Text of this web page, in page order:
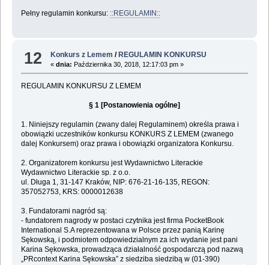
Pełny regulamin konkursu: ::REGULAMIN::
12 Konkurs z Lemem / REGULAMIN KONKURSU
«dnia: Października 30, 2018, 12:17:03 pm »
REGULAMIN KONKURSU Z LEMEM
§ 1 [Postanowienia ogólne]
1. Niniejszy regulamin (zwany dalej Regulaminem) określa prawa i
obowiązki uczestników konkursu KONKURS Z LEMEM (zwanego
dalej Konkursem) oraz prawa i obowiązki organizatora Konkursu.
2. Organizatorem konkursu jest Wydawnictwo Literackie
Wydawnictwo Literackie sp. z o.o.
ul. Długa 1, 31-147 Kraków, NIP: 676-21-16-135, REGON:
357052753, KRS: 0000012638
3. Fundatorami nagród są:
- fundatorem nagrody w postaci czytnika jest firma PocketBook
International S.A reprezentowana w Polsce przez panią Karinę
Sękowską, i podmiotem odpowiedzialnym za ich wydanie jest pani
Karina Sękowska, prowadząca działalność gospodarczą pod nazwą
„PRcontext Karina Sękowska” z siedziba siedzibą w (01-390)